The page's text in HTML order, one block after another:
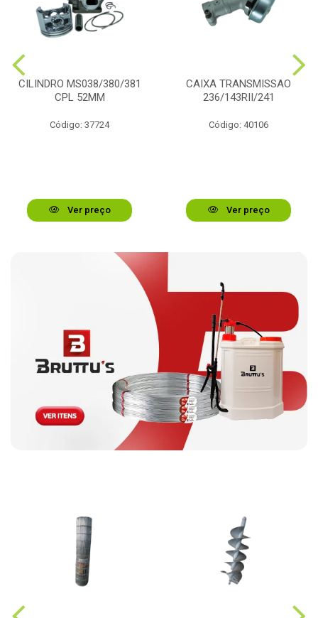
CILINDRO MS038/380/381
CPL 52MM
Código: 37724
Ver preço
CAIXA TRANSMISSAO
236/143RII/241
Código: 40106
Ver preço